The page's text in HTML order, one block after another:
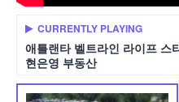
CURRENTLY PLAYING
애틀랜타 벨트라인 라이프 스
현은영 부동산